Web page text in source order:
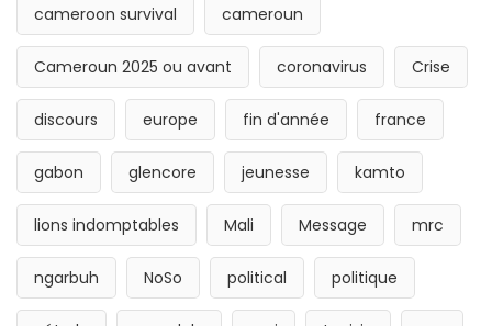
cameroon survival cameroun
Cameroun 2025 ou avant coronavirus Crise
discours europe fin d'année france
gabon glencore jeunesse kamto
lions indomptables Mali Message mrc
ngarbuh NoSo political politique